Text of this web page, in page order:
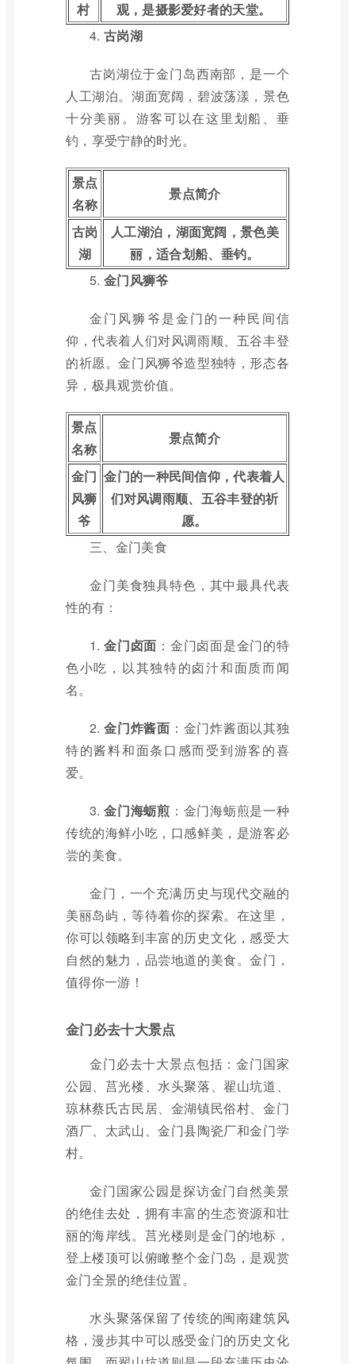
村
观，是摄影爱好者的天堂。
4. 古岗湖
古岗湖位于金门岛西南部，是一个
人工湖泊。湖面宽阔，碧波荡漾，景色
十分美丽。游客可以在这里划船、垂
钓，享受宁静的时光。
景点
名称
景点简介
古岗
湖
人工湖泊，湖面宽阔，景色美
丽，适合划船、垂钓。
5. 金门风狮爷
金门风狮爷是金门的一种民间信
仰，代表着人们对风调雨顺、五谷丰登
的祈愿。金门风狮爷造型独特，形态各
异，极具观赏价值。
景点
名称
景点简介
金门
风狮
爷
金门的一种民间信仰，代表着人
们对风调雨顺、五谷丰登的祈
愿。
三、金门美食
金门美食独具特色，其中最具代表
性的有：
1.金门卤面 ：金门卤面是金门的特
色小吃，以其独特的卤汁和面质而闻
名。
2.金门炸酱面 ：金门炸酱面以其独
特的酱料和面条口感而受到游客的喜
爱。
3.金门海蛎煎 ：金门海蛎煎是一种
传统的海鲜小吃，口感鲜美，是游客必
尝的美食。
金门，一个充满历史与现代交融的
美丽岛屿，等待着你的探索。在这里，
你可以领略到丰富的历史文化，感受大
自然的魅力，品尝地道的美食。金门，
值得你一游！
金门必去十大景点
金门必去十大景点包括：金门国家
公园、莒光楼、水头聚落、翟山坑道、
琼林蔡氏古民居、金湖镇民俗村、金门
酒厂、太武山、金门县陶瓷厂和金门学
村。
金门国家公园是探访金门自然美景
的绝佳去处，拥有丰富的生态资源和壮
丽的海岸线。莒光楼则是金门的地标，
登上楼顶可以俯瞰整个金门岛，是观赏
金门全景的绝佳位置。
水头聚落保留了传统的闽南建筑风
格，漫步其中可以感受金门的历史文化